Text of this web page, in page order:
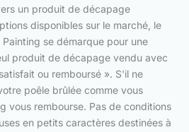
un produit de décapage
disponibles sur le marché, le
se démarque pour une
produit de décapage vendu avec
ou remboursé ». S'il ne
poêle brûlée comme vous
vous rembourse. Pas de conditions
en petits caractères destinées à